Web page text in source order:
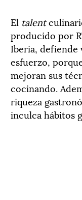
El talent
producido por
Iberia, defiende
esfuerzo,
mejoran sus
cocinando.
riqueza
inculca hábitos